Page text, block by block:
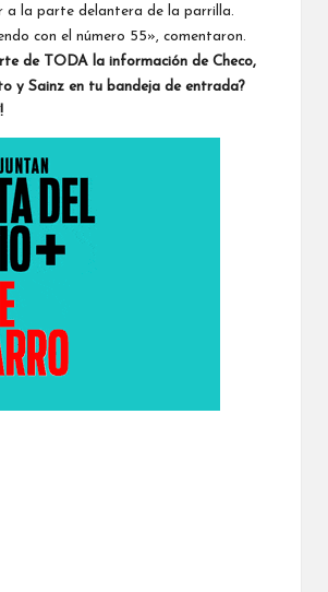
a la parte delantera de la parrilla.
con el número 55», comentaron.
de TODA la información de Checo,
y Sainz en tu bandeja de entrada?